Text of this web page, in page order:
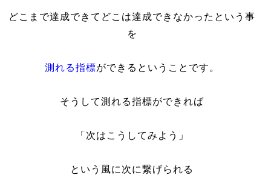
どこまで達成できてどこは達成できなかったという事
を
測れる指標ができるということです。
そうして測れる指標ができれば
「次はこうしてみよう」
という風に次に繋げられる